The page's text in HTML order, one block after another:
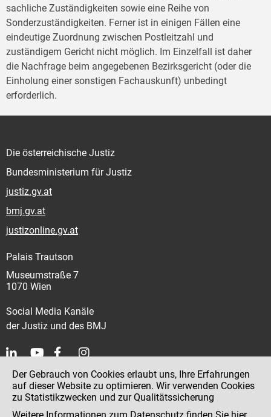
sachliche Zuständigkeiten sowie eine Reihe von
Sonderzuständigkeiten. Ferner ist in einigen Fällen eine
eindeutige Zuordnung zwischen Postleitzahl und
zuständigem Gericht nicht möglich. Im Einzelfall ist daher
die Nachfrage beim angegebenen Bezirksgericht (oder die
Einholung einer sonstigen Fachauskunft) unbedingt
erforderlich.
Die österreichische Justiz
Bundesministerium für Justiz
justiz.gv.at
bmj.gv.at
justizonline.gv.at
Palais Trautson
Museumstraße 7
1070 Wien
Social Media Kanäle
der Justiz und des BMJ
Kontakt
Impressum
Der Gebrauch von Cookies erlaubt uns, Ihre Erfahrungen
auf dieser Website zu optimieren. Wir verwenden Cookies
zu Statistikzwecken und zur Qualitätssicherung